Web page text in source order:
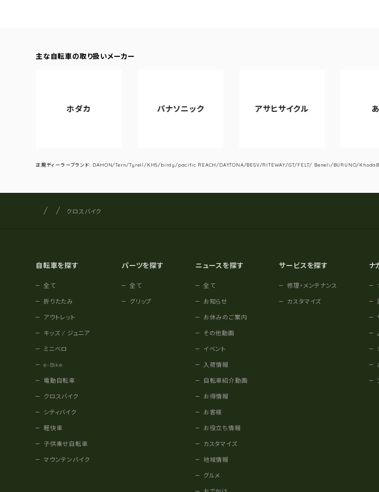
主な自転車の取り扱いメーカー
パナソニック アサヒサイクル
正規ディーラーブランド: DAHON/Tern/Tyrell/KHS/birdy/pacific REACH/DAYTONA/BESV/RITEWAY/GT/FELT/ Beneli/BURUNO/
サイト内の現在地
サイクルショップナカゴヤ
クロスバイク
自転車を探す
全て
折りたたみ
アウトレット
キッズ / ジュニア
ミニベロ
e-Bike
電動自転車
クロスバイク
シティバイク
軽快車
子供乗せ自転車
マウンテンバイク
パーツを探す
全て
グリップ
ニュースを探す
全て
お知らせ
お休みのご案内
その他動画
イベント
入荷情報
自転車紹介動画
お得情報
お客様
お役立ち情報
カスタマイズ
地域情報
グルメ
サービスを探す
修理・メンテナンス
カスタマイズ
ナ